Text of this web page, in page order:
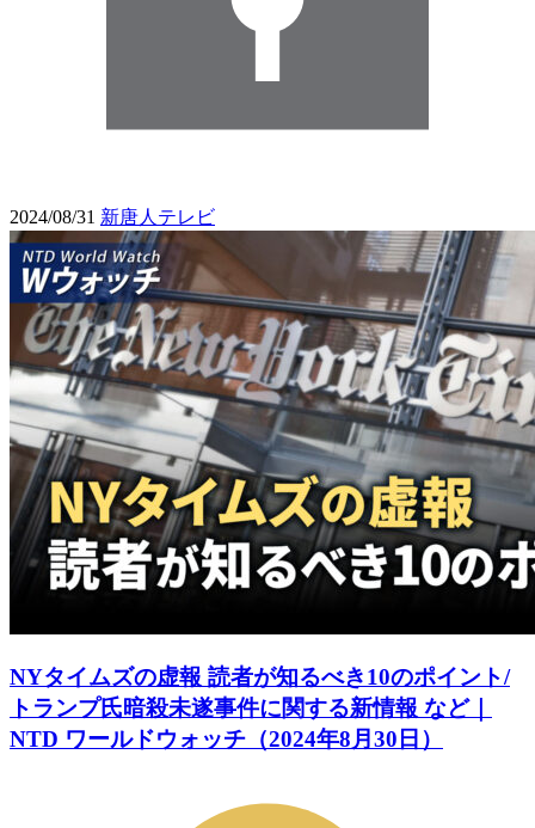
2024/08/31 新唐人テレビ
NYタイムズの虚報 読者が知るべき10のポイント/
トランプ氏暗殺未遂事件に関する新情報 など｜
NTD ワールドウォッチ（2024年8月30日）